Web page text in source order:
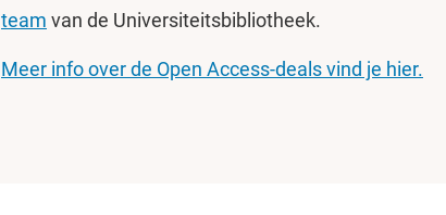
team van de Universiteitsbibliotheek.
Meer info over de Open Access-deals vind je hier.